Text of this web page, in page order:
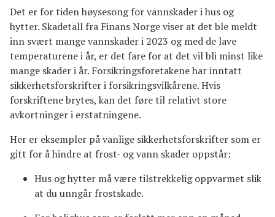
Det er for tiden høysesong for vannskader i hus og
hytter. Skadetall fra Finans Norge viser at det ble meldt
inn svært mange vannskader i 2023 og med de lave
temperaturene i år, er det fare for at det vil bli minst like
mange skader i år. Forsikringsforetakene har inntatt
sikkerhetsforskrifter i forsikringsvilkårene. Hvis
forskriftene brytes, kan det føre til relativt store
avkortninger i erstatningene.
Her er eksempler på vanlige sikkerhetsforskrifter som er
gitt for å hindre at frost- og vann skader oppstår:
Hus og hytter må være tilstrekkelig oppvarmet slik
at du unngår frostskade.